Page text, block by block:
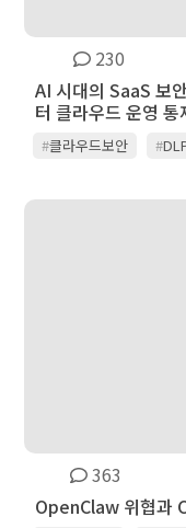
230
AI 시대의 SaaS 보안과 거버
터 클라우드 운영 통
#클라우드보안 #
363
OpenClaw 위협과